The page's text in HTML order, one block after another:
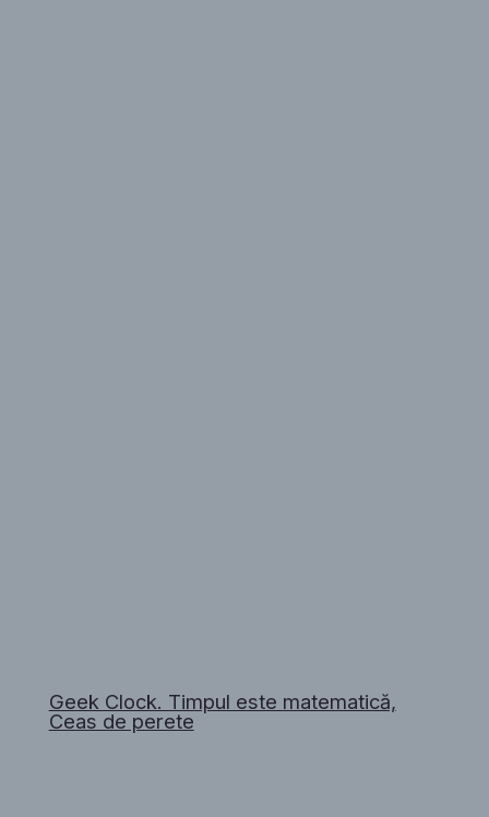
Geek Clock. Timpul este matematică,
Ceas de perete